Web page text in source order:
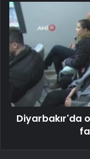
Diyarbakır'da